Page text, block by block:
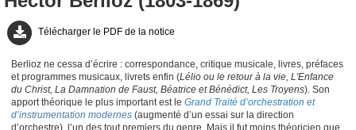
Télécharger le PDF de la notice
Berlioz ne cessa d’écrire : correspondance, critique musicale, livres, préfaces
et programmes musicaux, livrets enfin (Lélio ou le retour à la vie, L'Enfance
du Christ, La Damnation de Faust, Béatrice et Bénédict, Les Troyens). Son
apport théorique le plus important est le Grand Traité d’orchestration et
d’instrumentation modernes (augmenté d’un essai sur la direction